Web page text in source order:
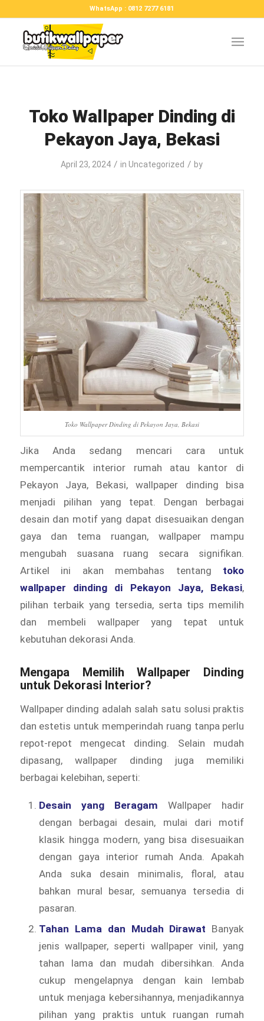
WhatsApp : 0812 7277 6181
Toko Wallpaper Dinding di
Pekayon Jaya, Bekasi
April 23, 2024 / inUncategorized / by
Toko Wallpaper Dinding di Pekayon Jaya, Bekasi
Jika Anda sedang mencari cara untuk
mempercantik interior rumah atau kantor di
Pekayon Jaya, Bekasi, wallpaper dinding bisa
menjadi pilihan yang tepat. Dengan berbagai
desain dan motif yang dapat disesuaikan dengan
gaya dan tema ruangan, wallpaper mampu
mengubah suasana ruang secara signifikan.
Artikel ini akan membahas tentang toko
wallpaper dinding di Pekayon Jaya, Bekasi,
pilihan terbaik yang tersedia, serta tips memilih
dan membeli wallpaper yang tepat untuk
kebutuhan dekorasi Anda.
Mengapa Memilih Wallpaper Dinding
untuk Dekorasi Interior?
Wallpaper dinding adalah salah satu solusi praktis
dan estetis untuk memperindah ruang tanpa perlu
repot-repot mengecat dinding. Selain mudah
dipasang, wallpaper dinding juga memiliki
berbagai kelebihan, seperti:
Desain yang Beragam Wallpaper hadir
dengan berbagai desain, mulai dari motif
klasik hingga modern, yang bisa disesuaikan
dengan gaya interior rumah Anda. Apakah
Anda suka desain minimalis, floral, atau
bahkan mural besar, semuanya tersedia di
pasaran.
Tahan Lama dan Mudah Dirawat Banyak
jenis wallpaper, seperti wallpaper vinil, yang
tahan lama dan mudah dibersihkan. Anda
cukup mengelapnya dengan kain lembab
untuk menjaga kebersihannya, menjadikannya
pilihan yang praktis untuk ruangan rumah